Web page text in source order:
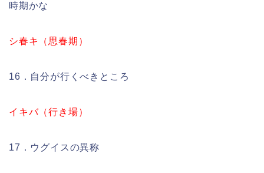
時期かな
シ春キ（思春期）
16．自分が行くべきところ
イキバ（行き場）
17．ウグイスの異称